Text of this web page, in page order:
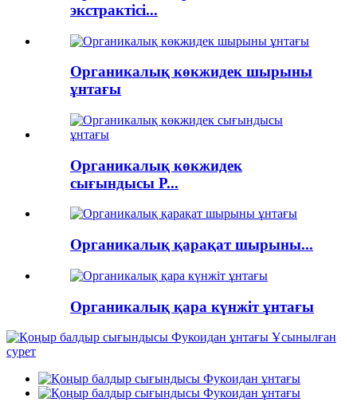
экстрактісі...
Органикалық көкжидек шырыны
ұнтағы
Органикалық көкжидек
сығындысы P...
Органикалық қарақат шырыны...
Органикалық қара күнжіт ұнтағы